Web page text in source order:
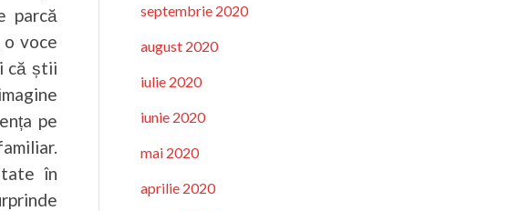
parcă
o voce
că știi
pe
în
septembrie 2020
august 2020
iulie 2020
iunie 2020
mai 2020
aprilie 2020